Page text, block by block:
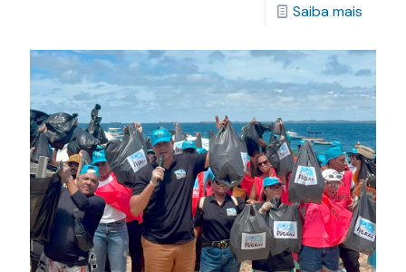
Saiba mais